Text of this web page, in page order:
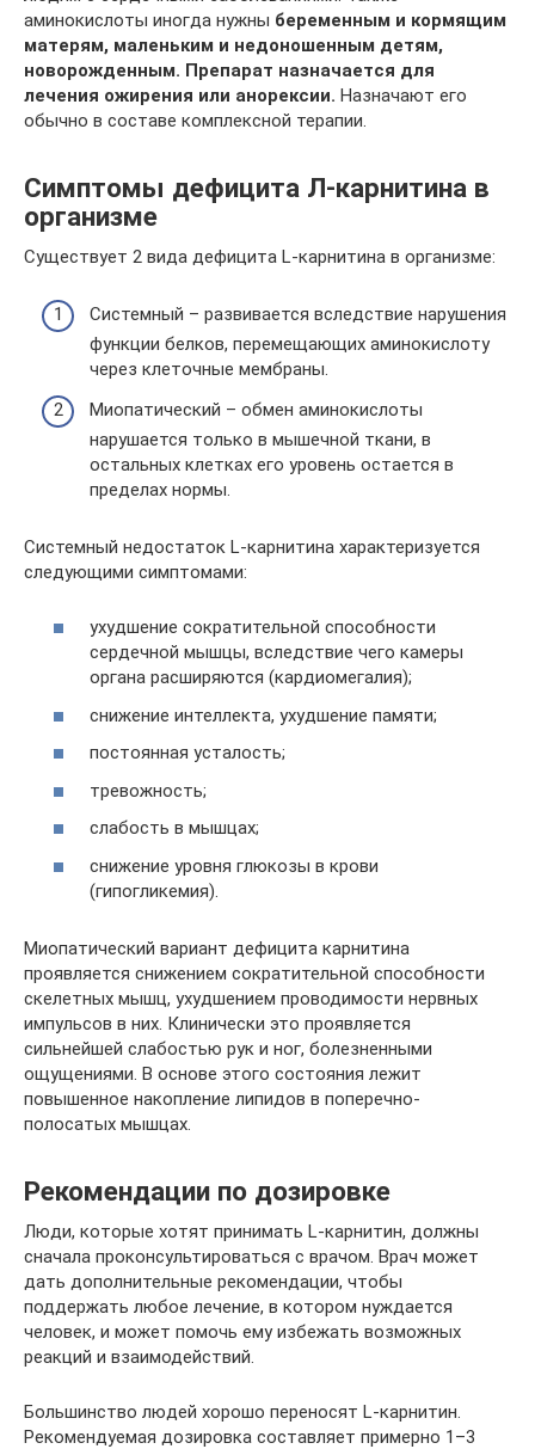
аминокислоты иногда нужны беременным и кормящим
матерям, маленьким и недоношенным детям,
новорожденным. Препарат назначается для
лечения ожирения или анорексии. Назначают его
обычно в составе комплексной терапии.
Симптомы дефицита Л-карнитина в
организме
Существует 2 вида дефицита L-карнитина в организме:
Системный – развивается вследствие нарушения
функции белков, перемещающих аминокислоту
через клеточные мембраны.
Миопатический – обмен аминокислоты
нарушается только в мышечной ткани, в
остальных клетках его уровень остается в
пределах нормы.
Системный недостаток L-карнитина характеризуется
следующими симптомами:
ухудшение сократительной способности
сердечной мышцы, вследствие чего камеры
органа расширяются (кардиомегалия);
снижение интеллекта, ухудшение памяти;
постоянная усталость;
тревожность;
слабость в мышцах;
снижение уровня глюкозы в крови
(гипогликемия).
Миопатический вариант дефицита карнитина
проявляется снижением сократительной способности
скелетных мышц, ухудшением проводимости нервных
импульсов в них. Клинически это проявляется
сильнейшей слабостью рук и ног, болезненными
ощущениями. В основе этого состояния лежит
повышенное накопление липидов в поперечно-
полосатых мышцах.
Рекомендации по дозировке
Люди, которые хотят принимать L-карнитин, должны
сначала проконсультироваться с врачом. Врач может
дать дополнительные рекомендации, чтобы
поддержать любое лечение, в котором нуждается
человек, и может помочь ему избежать возможных
реакций и взаимодействий.
Большинство людей хорошо переносят L-карнитин.
Рекомендуемая дозировка составляет примерно 1–3